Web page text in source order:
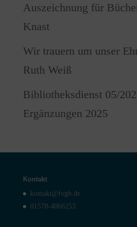
Auszeichnung für
Knast
Wir trauern um unser
Ruth Weiß
Bibliotheksdienst 05/
Ergänzungen 2025
Kontakt
kontakt@fvgb.de
01578-4066253